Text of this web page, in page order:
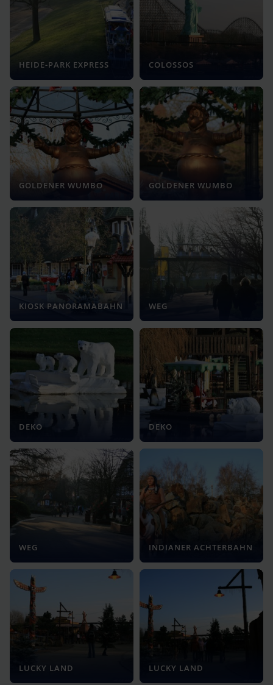
HEIDE-PARK EXPRESS COLOSSOS
GOLDENER WUMBO GOLDENER WUMBO
KIOSK PANORAMABAHN WEG
DEKO DEKO
WEG INDIANER ACHTERBAHN
LUCKY LAND LUCKY LAND